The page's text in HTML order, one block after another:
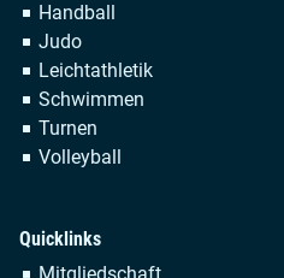
Handball
Judo
Leichtathletik
Schwimmen
Turnen
Volleyball
Quicklinks
Navigation